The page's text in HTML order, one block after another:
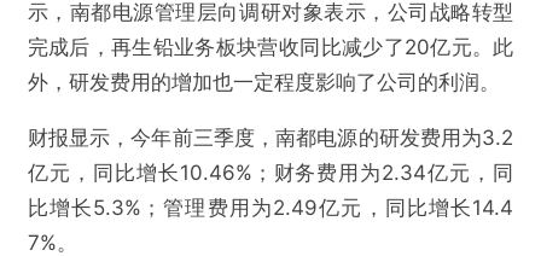
@雷达财经
90亿温州富豪周庆治，对连年亏损的南都电源萌
示，南都电源管理层向调研对象表示，公司战略转型
完成后，再生铅业务板块营收同比减少了20亿元。此
外，研发费用的增加也一定程度影响了公司的利润。
财报显示，今年前三季度，南都电源的研发费用为3.2
亿元，同比增长10.46%；财务费用为2.34亿元，同
比增长5.3%；管理费用为2.49亿元，同比增长14.4
7%。